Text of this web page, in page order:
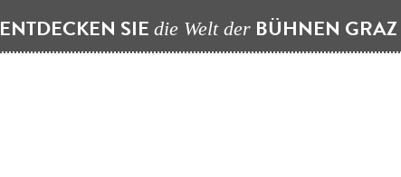
ENTDECKEN SIE die Welt der BÜHNEN GRAZ